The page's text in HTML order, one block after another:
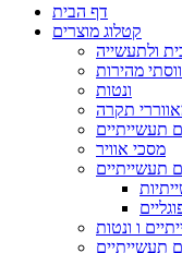
דף הבית
קטלוג מוצרים
ולתעשייה
מהירות
ונטות
תקרה
תעשייתיים
מסכי אוויר
תעשייתיים
ו ונטות
תעשייתיים